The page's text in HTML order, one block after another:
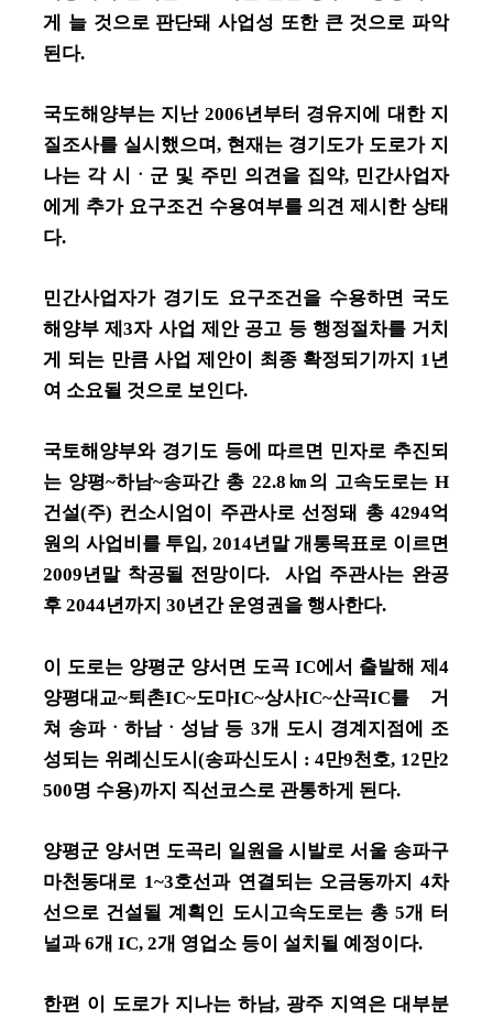
게 늘 것으로 판단돼 사업성 또한 큰 것으로 파악
된다.
국도해양부는 지난 2006년부터 경유지에 대한 지
질조사를 실시했으며, 현재는 경기도가 도로가 지
나는 각 시ㆍ군 및 주민 의견을 집약, 민간사업자
에게 추가 요구조건 수용여부를 의견 제시한 상태
다.
민간사업자가 경기도 요구조건을 수용하면 국도
해양부 제3자 사업 제안 공고 등 행정절차를 거치
게 되는 만큼 사업 제안이 최종 확정되기까지 1년
여 소요될 것으로 보인다.
국토해양부와 경기도 등에 따르면 민자로 추진되
는 양평~하남~송파간 총 22.8㎞의 고속도로는 H
건설(주) 컨소시엄이 주관사로 선정돼 총 4294억
원의 사업비를 투입, 2014년말 개통목표로 이르면
2009년말 착공될 전망이다. 사업 주관사는 완공
후 2044년까지 30년간 운영권을 행사한다.
이 도로는 양평군 양서면 도곡 IC에서 출발해 제4
양평대교~퇴촌IC~도마IC~상사IC~산곡IC를 거
쳐 송파ㆍ하남ㆍ성남 등 3개 도시 경계지점에 조
성되는 위례신도시(송파신도시 : 4만9천호, 12만2
500명 수용)까지 직선코스로 관통하게 된다.
양평군 양서면 도곡리 일원을 시발로 서울 송파구
마천동대로 1~3호선과 연결되는 오금동까지 4차
선으로 건설될 계획인 도시고속도로는 총 5개 터
널과 6개 IC, 2개 영업소 등이 설치될 예정이다.
한편 이 도로가 지나는 하남, 광주 지역은 대부분